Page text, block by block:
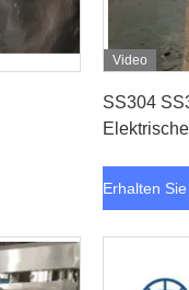
Video
SS304
Erhalten